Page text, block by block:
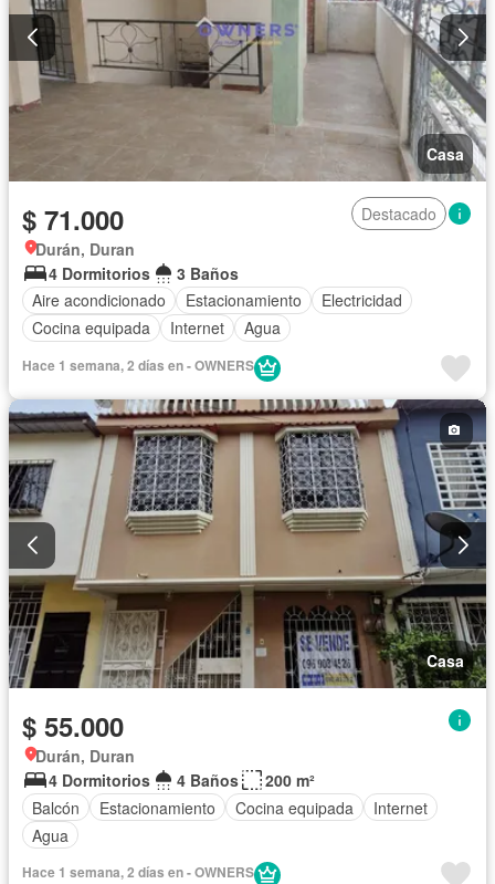
Casa
$ 71.000
Destacado
Durán, Duran
4 Dormitorios
3 Baños
Aire acondicionado
Estacionamiento
Electricidad
Cocina equipada
Internet Agua
Hace 1 semana, 2 días en - OWNERS
Casa
$ 55.000
Durán, Duran
4 Dormitorios
4 Baños
200 m²
Balcón
Estacionamiento Cocina equipada
Internet
Agua
Hace 1 semana, 2 días en - OWNERS